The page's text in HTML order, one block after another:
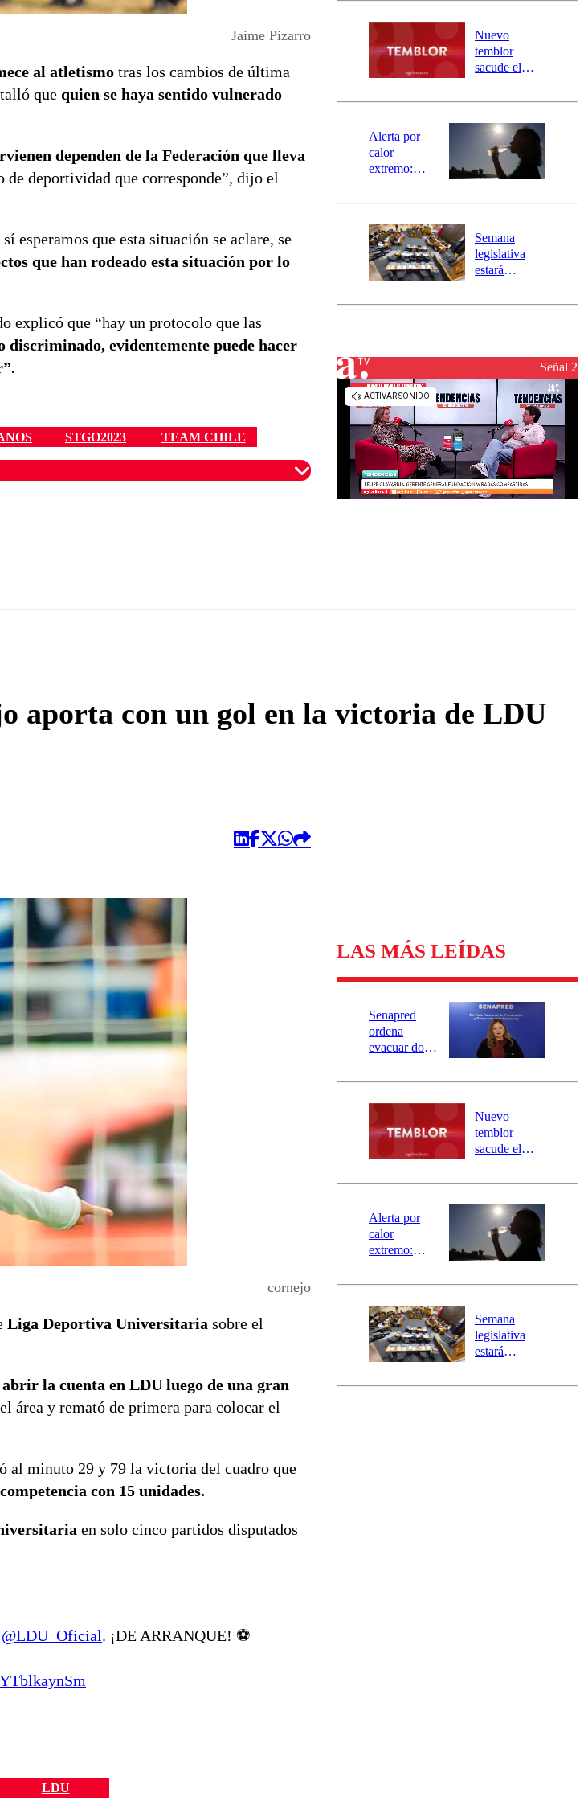
Jaime Pizarro
al atletismo tras los cambios de última
que quien se haya sentido vulnerado
dependen de la Federación que lleva
de deportividad que corresponde”, dijo el
esperamos que esta situación se aclare, se
que han rodeado esta situación por lo
explicó que “hay un protocolo que las
discriminado, evidentemente puede hacer
STGO2023 TEAM CHILE
río Damas:
activa
mensajería
SAE
Nuevo
temblor
sacude el
revisa la
epicentro
Alerta por
calor
extremo:
activa Alerta
Preventiva en
tres comunas
Semana
legislativa
estará
el fin de la
reconstrucciónSeñal 2
aporta con un gol en la victoria de LDU
cornejo
Liga Deportiva Universitaria sobre el
la cuenta en LDU luego de una gran
área y remató de primera para colocar el
al minuto 29 y 79 la victoria del cuadro que
con 15 unidades.
en solo cinco partidos disputados
@LDU_Oficial. ¡DE ARRANQUE! ⚽️
LDU
LAS MÁS LEÍDAS
Senapred
ordena
evacuar dos
Carahue por
río Damas:
activa
mensajería
SAE
Nuevo
temblor
sacude el
revisa la
epicentro
Alerta por
calor
extremo:
activa Alerta
Preventiva en
tres comunas
Semana
legislativa
estará
el fin de la